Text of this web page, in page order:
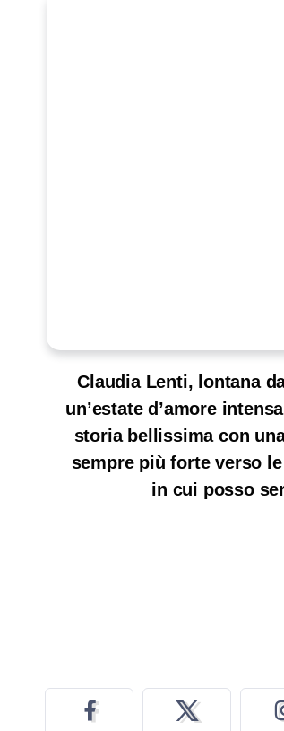
Claudia Lenti, lontana
un’estate d’amore
storia bellissima con
sempre più forte verso
in cui posso